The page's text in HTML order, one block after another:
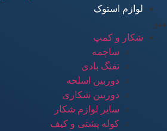
لوازم استوک
منو
شکار و کمپ
ساچمه
تفنگ بادی
دوربین اسلحه
دوربین شکاری
سایر لوازم شکار
کوله پشتی و کیف